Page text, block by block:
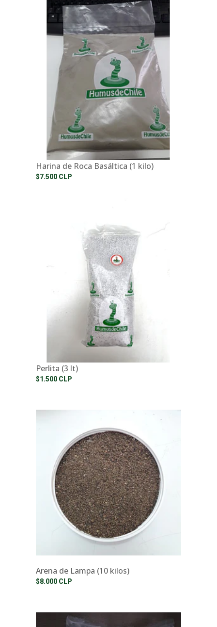
Harina de Roca Basáltica (1 kilo)
$7.500 CLP
Perlita (3 lt)
$1.500 CLP
Arena de Lampa (10 kilos)
$8.000 CLP